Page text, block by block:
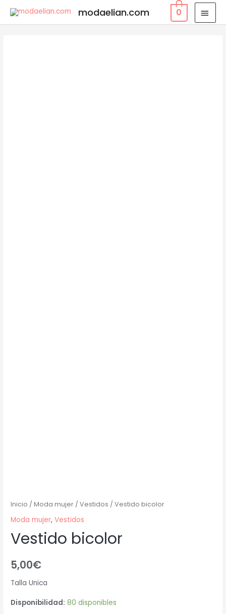
modaelian.com 0
Inicio /Moda mujer /Vestidos / Vestido bicolor
Moda mujer,Vestidos
Vestido bicolor
5,00€
Talla Unica
Disponibilidad: 80 disponibles